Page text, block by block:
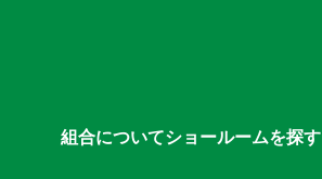
組合についてショールームを探す